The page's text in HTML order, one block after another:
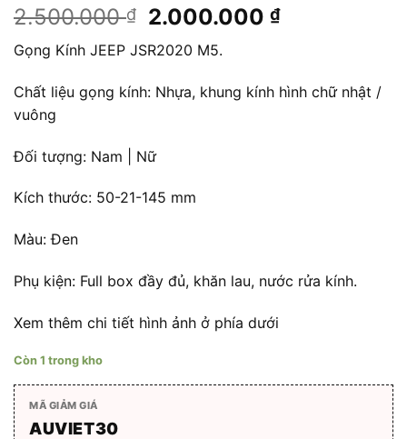
2.500.000₫
Giá
gốc
là:
2.500.000 ₫.
2.000.000₫Giá
là:
2.000.000
Gọng Kính JEEP JSR2020 M5.
Chất liệu gọng kính: Nhựa, khung kính hình chữ nhật /
vuông
Đối tượng: Nam | Nữ
Kích thước: 50-21-145 mm
Màu: Đen
Phụ kiện: Full box đầy đủ, khăn lau, nước rửa kính.
Xem thêm chi tiết hình ảnh ở phía dưới
Còn 1 trong kho
MÃ GIẢM GIÁ
AUVIET30